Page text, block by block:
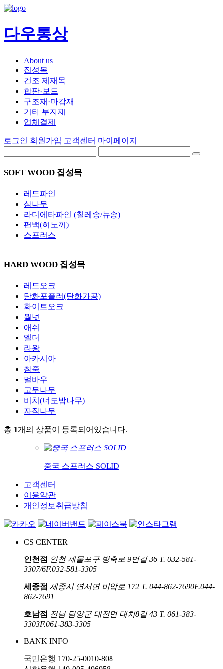
다우통상
About us
집성목
건조 제재목
합판·보드
구조재·마감재
기타 부자재
업체결제
로그인 회원가입 고객센터 마이페이지
SOFT WOOD 집성목
레드파인
삼나무
라디에타파인 (칠레송/뉴송)
편백(히노끼)
스프러스
HARD WOOD 집성목
레드오크
탄화포플러(탄화가공)
화이트오크
월넛
애쉬
엘더
라왕
아카시아
참죽
멀바우
고무나무
비치(너도밤나무)
자작나무
총 1개의 상품이 등록되어있습니다.
중국 스프러스 SOLID
고객센터
이용약관
개인정보취급방침
CS CENTER
인천점 인천 제물포구 방축로 9번길 36 T. 032-581-
3307/6F.032-581-3305
세종점 세종시 연서면 비암로 172 T. 044-862-7690F.044-
862-7691
호남점 전남 담양군 대전면 대치8길 43 T. 061-383-
3303F.061-383-3305
BANK INFO
국민은행 170-25-0010-808